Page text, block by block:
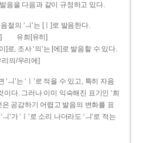
음을 다음과 같이 규정하고 있다.
절의 ‘ㅢ’는 [ㅣ]로 발음한다.
유희[유히]
]로, 조사 ‘의’는 [에]로 발음할 수 있다.
리의/우리에]
ㅢ’는 ‘ㅣ’로 적을 수 있고, 특히 자음
이다. 그러나 이미 익숙해진 표기인 ‘희
은 공감하기 어렵고 발음의 변화를 표
’가 ‘ㅣ’로 소리 나더라도 ‘ㅢ’로 적는